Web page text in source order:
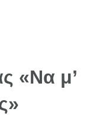
«Να μ’